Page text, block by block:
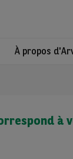
À propos
à